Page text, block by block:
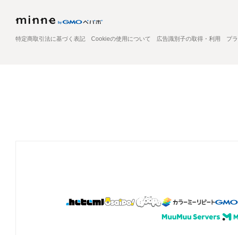
特定商取引法に基づく表記 Cookieの使用について 広告識別子の取得・利用 プ